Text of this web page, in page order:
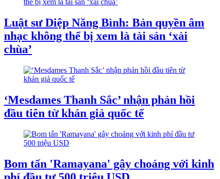
Luật sư Diệp Năng Bình: Bản quyền âm
nhạc không thể bị xem là tài sản ‘xài
chùa’
‘Mesdames Thanh Sắc’ nhận phản hồi
đầu tiên từ khán giả quốc tế
Bom tấn 'Ramayana' gây choáng với kinh